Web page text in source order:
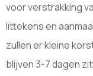
voor verstrakking
littekens en
zullen er kleine
blijven 3-7 dagen